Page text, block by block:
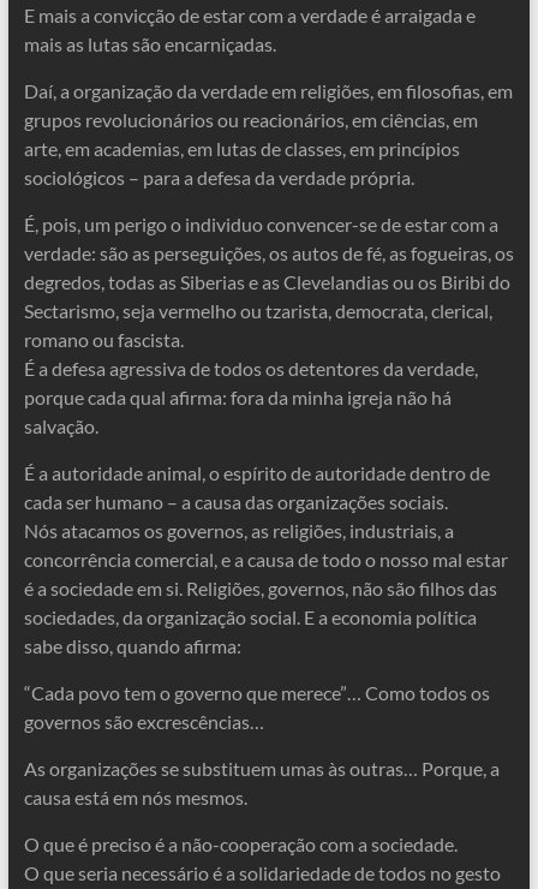
E mais a convicção de estar com a verdade é arraigada e
mais as lutas são encarniçadas.
Daí, a organização da verdade em religiões, em filosofias, em
grupos revolucionários ou reacionários, em ciências, em
arte, em academias, em lutas de classes, em princípios
sociológicos – para a defesa da verdade própria.
É, pois, um perigo o individuo convencer-se de estar com a
verdade: são as perseguições, os autos de fé, as fogueiras, os
degredos, todas as Siberias e as Clevelandias ou os Biribi do
Sectarismo, seja vermelho ou tzarista, democrata, clerical,
romano ou fascista.
É a defesa agressiva de todos os detentores da verdade,
porque cada qual afirma: fora da minha igreja não há
salvação.
É a autoridade animal, o espírito de autoridade dentro de
cada ser humano – a causa das organizações sociais.
Nós atacamos os governos, as religiões, industriais, a
concorrência comercial, e a causa de todo o nosso mal estar
é a sociedade em si. Religiões, governos, não são filhos das
sociedades, da organização social. E a economia política
sabe disso, quando afirma:
“Cada povo tem o governo que merece”… Como todos os
governos são excrescências…
As organizações se substituem umas às outras… Porque, a
causa está em nós mesmos.
O que é preciso é a não-cooperação com a sociedade.
O que seria necessário é a solidariedade de todos no gesto